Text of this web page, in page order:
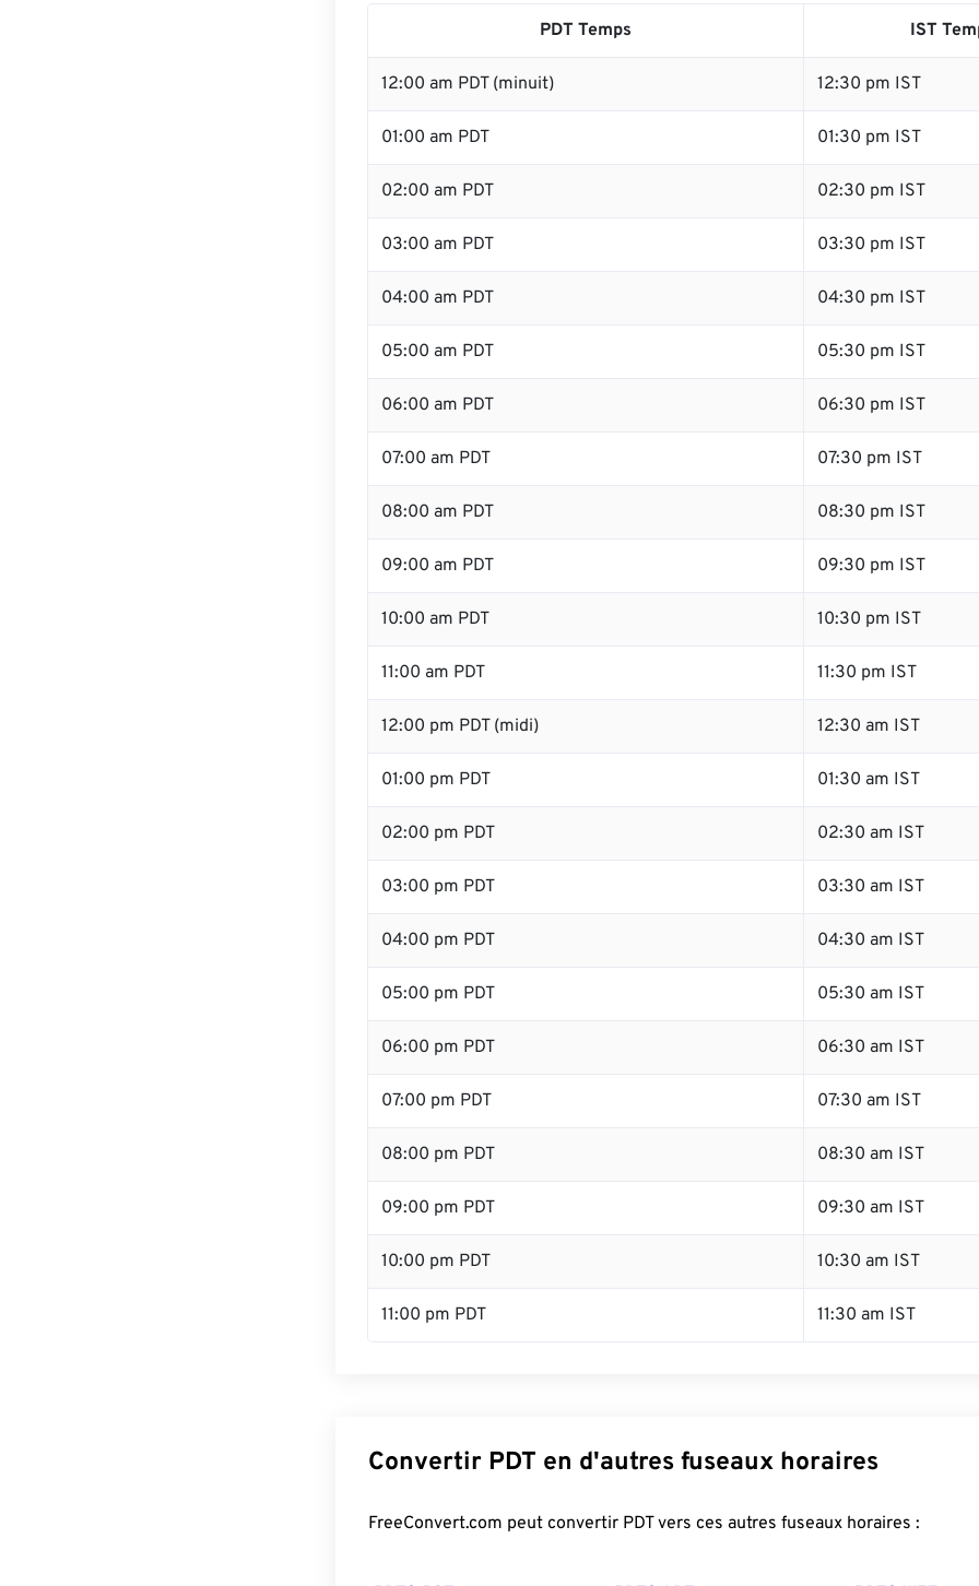
PDT Temps IST
12:00 am PDT (minuit) 12:30 pm IST
01:00 am PDT 01:30 pm IST
02:00 am PDT 02:30 pm IST
03:00 am PDT 03:30 pm IST
04:00 am PDT 04:30 pm IST
05:00 am PDT 05:30 pm IST
06:00 am PDT 06:30 pm IST
07:00 am PDT 07:30 pm IST
08:00 am PDT 08:30 pm IST
09:00 am PDT 09:30 pm IST
10:00 am PDT 10:30 pm IST
11:00 am PDT 11:30 pm IST
12:00 pm PDT (midi) 12:30 am IST
01:00 pm PDT 01:30 am IST
02:00 pm PDT 02:30 am IST
03:00 pm PDT 03:30 am IST
04:00 pm PDT 04:30 am IST
05:00 pm PDT 05:30 am IST
06:00 pm PDT 06:30 am IST
07:00 pm PDT 07:30 am IST
08:00 pm PDT 08:30 am IST
09:00 pm PDT 09:30 am IST
10:00 pm PDT 10:30 am IST
11:00 pm PDT 11:30 am IST
Convertir PDT en d'autres fuseaux horaires
FreeConvert.com peut convertir PDT vers ces autres fuseaux horaires :